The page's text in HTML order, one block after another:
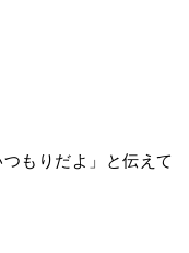
もりだよ」と伝えて